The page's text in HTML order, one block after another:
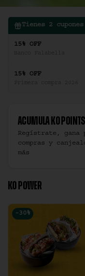
Tienes 2
15% OFF
15% OFF
Primera compra 2026
Acumula Ko Points
Regístrate, gana
compras y
más
KO POWER
-30 %